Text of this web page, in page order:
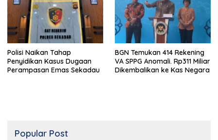
Polisi Naikan Tahap
Penyidikan Kasus Dugaan
Perampasan Emas Sekadau
BGN Temukan 414 Rekening
VA SPPG Anomali. Rp311 Miliar
Dikembalikan ke Kas Negara
Popular Post